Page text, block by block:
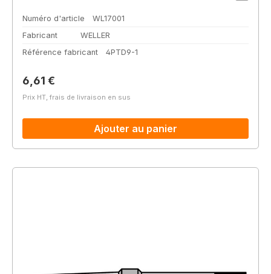
Numéro d'article
WL17001
Fabricant
WELLER
Référence fabricant
4PTD9-1
Prix régulier :
6,61 €
Prix HT, frais de livraison en sus
Ajouter au panier